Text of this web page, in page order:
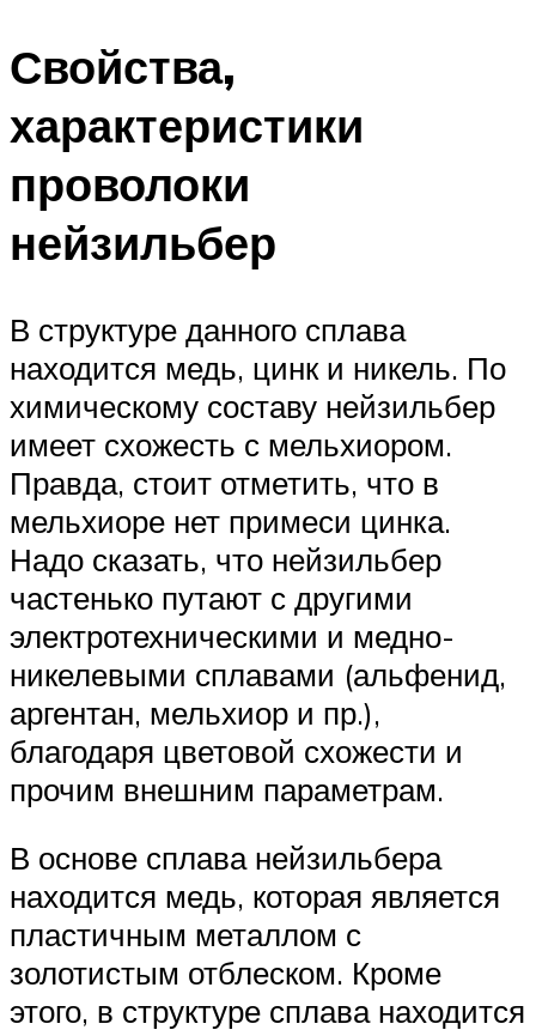
Свойства,
характеристики
проволоки
нейзильбер
В структуре данного сплава
находится медь, цинк и никель. По
химическому составу нейзильбер
имеет схожесть с мельхиором.
Правда, стоит отметить, что в
мельхиоре нет примеси цинка.
Надо сказать, что нейзильбер
частенько путают с другими
электротехническими и медно-
никелевыми сплавами (альфенид,
аргентан, мельхиор и пр.),
благодаря цветовой схожести и
прочим внешним параметрам.
В основе сплава нейзильбера
находится медь, которая является
пластичным металлом с
золотистым отблеском. Кроме
этого, в структуре сплава находится